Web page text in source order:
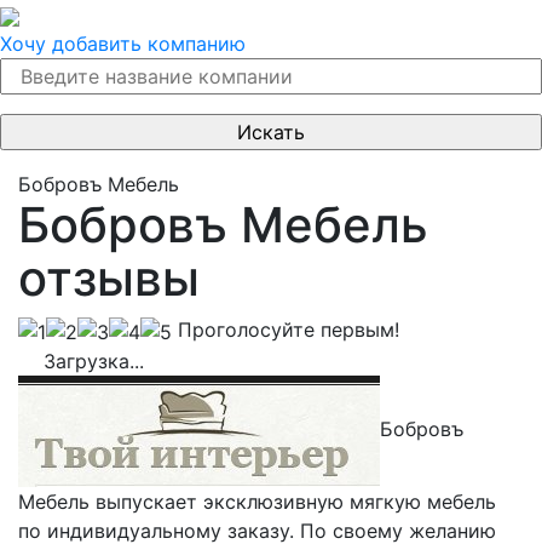
Хочу добавить компанию
Бобровъ Мебель
Бобровъ Мебель
отзывы
Проголосуйте первым!
Загрузка...
Бобровъ
Мебель выпускает эксклюзивную мягкую мебель
по индивидуальному заказу. По своему желанию